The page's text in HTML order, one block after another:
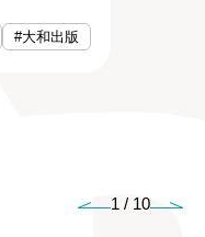
#大和出版
1 / 10